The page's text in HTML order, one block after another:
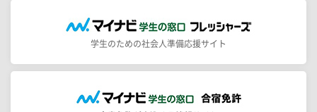
学生のための社会人準備応援サイト